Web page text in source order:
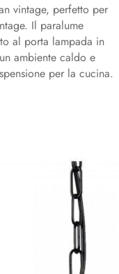
vintage, perfetto per
Il paralume
al porta lampada in
ambiente caldo e
per la cucina.